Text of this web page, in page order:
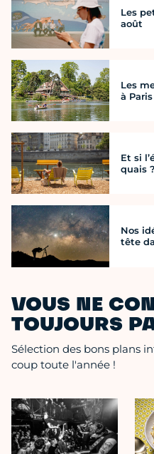
Les
août
Les
à Paris
Et si
quais ?
Nos
tête
VOUS NE
TOUJOURS
Sélection des bons plans
coup toute l'année !